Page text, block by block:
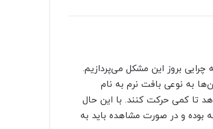
بروز این مشکل می‌پردازیم.
به نوعی بافت نرم به نام
تا کمی حرکت کنند. با این حال
بوده و در صورت مشاهده باید به